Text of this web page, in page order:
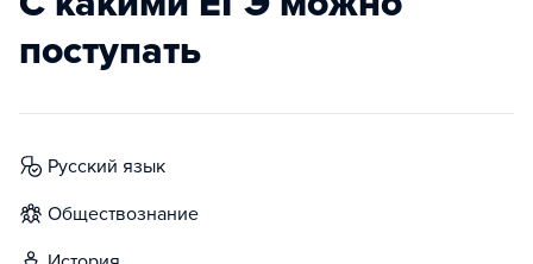
поступать
русский язык
обществознание